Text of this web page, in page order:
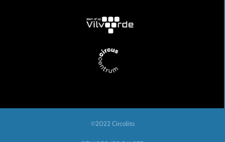
©2022 Circolito